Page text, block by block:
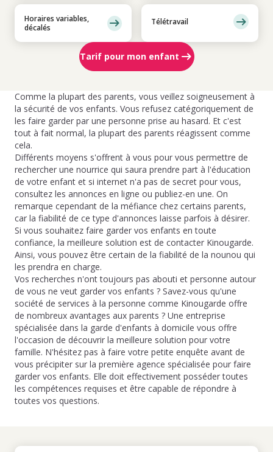
Horaires variables,
décalés
Télétravail
Tarif pour mon enfant
Comme la plupart des parents, vous veillez soigneusement à
la sécurité de vos enfants. Vous refusez catégoriquement de
les faire garder par une personne prise au hasard. Et c'est
tout à fait normal, la plupart des parents réagissent comme
cela.
Différents moyens s'offrent à vous pour vous permettre de
rechercher une nourrice qui saura prendre part à l'éducation
de votre enfant et si internet n'a pas de secret pour vous,
consultez les annonces en ligne ou publiez-en une. On
remarque cependant de la méfiance chez certains parents,
car la fiabilité de ce type d'annonces laisse parfois à désirer.
Si vous souhaitez faire garder vos enfants en toute
confiance, la meilleure solution est de contacter Kinougarde.
Ainsi, vous pouvez être certain de la fiabilité de la nounou qui
les prendra en charge.
Vos recherches n'ont toujours pas abouti et personne autour
de vous ne veut garder vos enfants ? Savez-vous qu'une
société de services à la personne comme Kinougarde offre
de nombreux avantages aux parents ? Une entreprise
spécialisée dans la garde d'enfants à domicile vous offre
l'occasion de découvrir la meilleure solution pour votre
famille. N'hésitez pas à faire votre petite enquête avant de
vous précipiter sur la première agence spécialisée pour faire
garder vos enfants. Elle doit effectivement posséder toutes
les compétences requises et être capable de répondre à
toutes vos questions.